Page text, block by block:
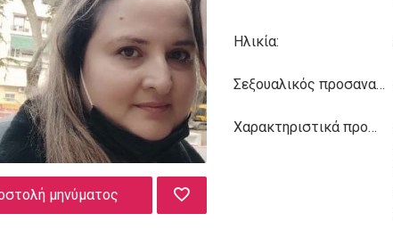
μηνύματος
Ηλικία:
Σεξουαλικός προσανατολισμός:
Χαρακτηριστικά προσωπικότητας: